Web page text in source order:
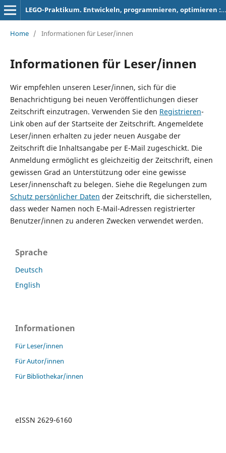
LEGO-Praktikum. Entwickeln, programmieren, optimieren : Berichte der Studierenden zum Projektseminar Elektrotechnik/Informationstechnik
Home / Informationen für Leser/innen
Informationen für Leser/innen
Wir empfehlen unseren Leser/innen, sich für die
Benachrichtigung bei neuen Veröffentlichungen dieser
Zeitschrift einzutragen. Verwenden Sie den Registrieren-
Link oben auf der Startseite der Zeitschrift. Angemeldete
Leser/innen erhalten zu jeder neuen Ausgabe der
Zeitschrift die Inhaltsangabe per E-Mail zugeschickt. Die
Anmeldung ermöglicht es gleichzeitig der Zeitschrift, einen
gewissen Grad an Unterstützung oder eine gewisse
Leser/innenschaft zu belegen. Siehe die Regelungen zum
Schutz persönlicher Daten der Zeitschrift, die sicherstellen,
dass weder Namen noch E-Mail-Adressen registrierter
Benutzer/innen zu anderen Zwecken verwendet werden.
Sprache
Deutsch
English
Informationen
Für Leser/innen
Für Autor/innen
Für Bibliothekar/innen
eISSN 2629-6160